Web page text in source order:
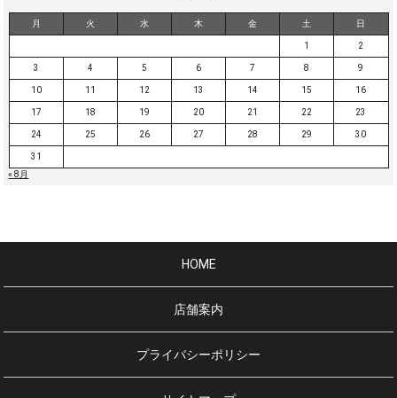
月 火 水 木 金 土 日
1 2
3 4 5 6 7 8 9
10 11 12 13 14 15 16
17 18 19 20 21 22 23
24 25 26 27 28 29 30
31
« 8月
HOME
店舗案内
プライバシーポリシー